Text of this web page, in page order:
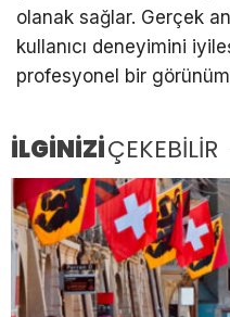
olanak sağlar. Gerçek
kullanıcı deneyimini
profesyonel bir görünüm
İLGİNİZİÇEKEBİLİR